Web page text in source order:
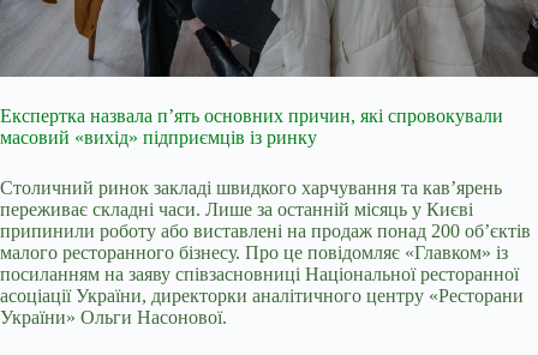
Експертка назвала п’ять основних причин, які спровокували
масовий «вихід» підприємців із ринку
Столичний ринок закладі швидкого харчування та кав’ярень
переживає складні часи. Лише за останній місяць у Києві
припинили роботу або виставлені на продаж понад 200 об’єктів
малого ресторанного бізнесу. Про це повідомляє «Главком» із
посиланням на заяву співзасновниці Національної ресторанної
асоціації України, директорки аналітичного центру «Ресторани
України» Ольги Насонової.